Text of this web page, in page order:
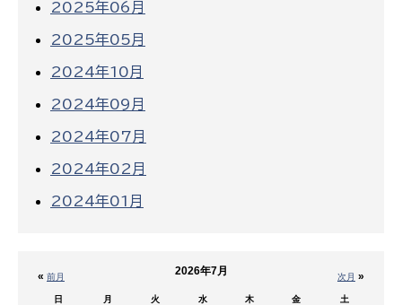
2025年06月
2025年05月
2024年10月
2024年09月
2024年07月
2024年02月
2024年01月
« 前月 次月 »
2026年7月
日 月 火 水 木 金
土